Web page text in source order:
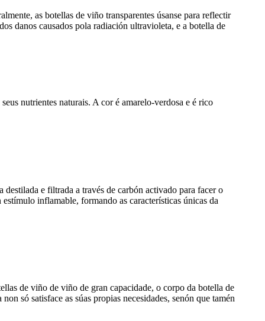
as botellas de viño transparentes úsanse para reflectir
danos causados ​​pola radiación ultravioleta, e a botella de
nutrientes naturais. A cor é amarelo-verdosa e é rico
e filtrada a través de carbón activado para facer o
inflamable, formando as características únicas da
de viño de viño de gran capacidade, o corpo da botella de
só satisface as súas propias necesidades, senón que tamén